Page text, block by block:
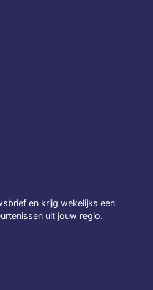
en krijg wekelijks een
uit jouw regio.